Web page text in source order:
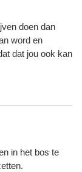
doen dan
word en
dat jou ook kan
in het bos te